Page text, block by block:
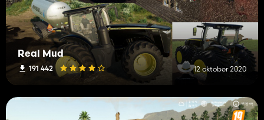
Real Mud
191 442 12 oktober 2020